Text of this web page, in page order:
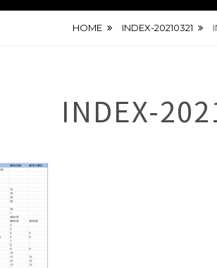
HOME INDEX-20210321
INDEX-